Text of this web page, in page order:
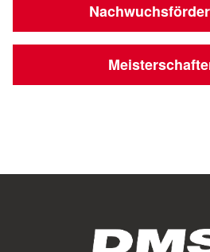
Cookies, die ggf. zur
von interaktiven Karten auf
werden.
Websites hinweg.